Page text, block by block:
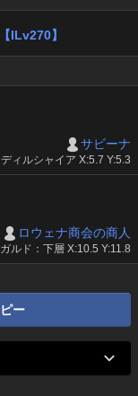
ILv270】
サビーナ
ィルシャイア X:5.7 Y:5.3
ロウェナ商会の商人
ルド：下層 X:10.5 Y:11.8
ー